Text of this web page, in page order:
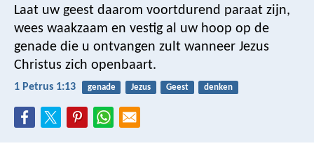
Laat uw geest daarom voortdurend paraat zijn,
wees waakzaam en vestig al uw hoop op de
genade die u ontvangen zult wanneer Jezus
Christus zich openbaart.
1 Petrus 1:13 genade Jezus Geest denken